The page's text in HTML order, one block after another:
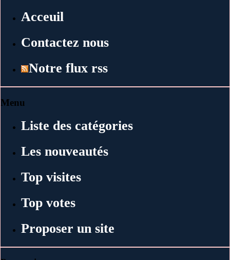
Acceuil
Contactez nous
Notre flux rss
Menu
Liste des catégories
Les nouveautés
Top visites
Top votes
Proposer un site